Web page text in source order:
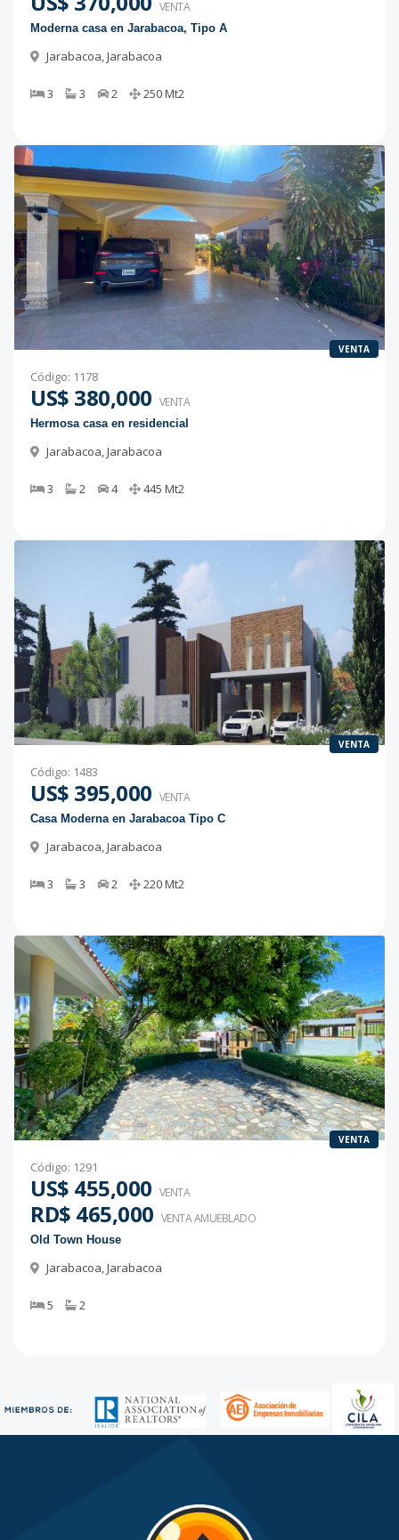
VENTA
Moderna casa en Jarabacoa, Tipo A
Jarabacoa,Jarabacoa
3 3 2 250Mt2
VENTA
Código: 1178
US$ 380,000 VENTA
Hermosa casa en residencial
Jarabacoa,Jarabacoa
3 2 4 445 Mt2
VENTA
Código: 1483
US$ 395,000 VENTA
Casa Moderna en Jarabacoa Tipo C
Jarabacoa,Jarabacoa
3 3 2 220Mt2
VENTA
Código: 1291
US$ 455,000 VENTA
RD$ 465,000 VENTA AMUEBLADO
Old Town House
Jarabacoa,Jarabacoa
5 2